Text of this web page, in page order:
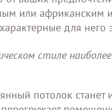
или африканским
для него
стиле
потолок станет